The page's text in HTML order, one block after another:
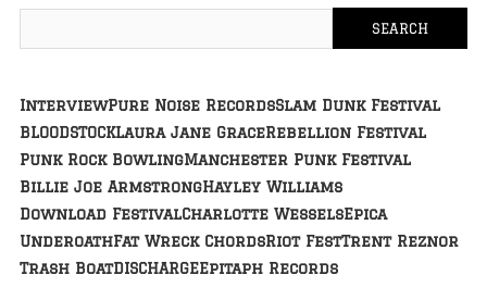
InterviewPure Noise RecordsSlam Dunk Festival
BLOODSTOCKLaura Jane GraceRebellion Festival
Punk Rock BowlingManchester Punk Festival
Billie Joe ArmstrongHayley Williams
Download FestivalCharlotte WesselsEpica
UnderoathFat Wreck ChordsRiot FestTrent Reznor
Trash BoatDISCHARGEEpitaph Records